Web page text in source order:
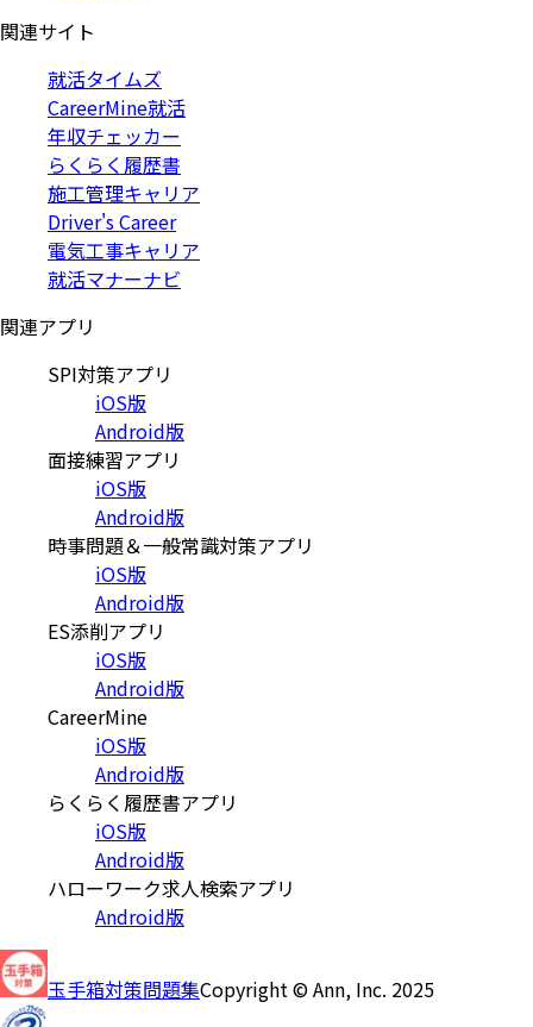
関連サイト
就活タイムズ
CareerMine就活
年収チェッカー
らくらく履歴書
施工管理キャリア
Driver's Career
電気工事キャリア
就活マナーナビ
関連アプリ
SPI対策アプリ
iOS版
Android版
面接練習アプリ
iOS版
Android版
時事問題＆一般常識対策アプリ
iOS版
Android版
ES添削アプリ
iOS版
Android版
CareerMine
iOS版
Android版
らくらく履歴書アプリ
iOS版
Android版
ハローワーク求人検索アプリ
Android版
玉手箱対策問題集Copyright © Ann, Inc. 2025